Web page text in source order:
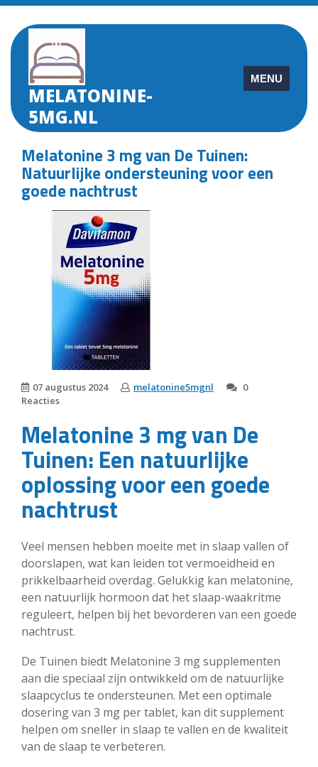
Skip
content
MELATONINE-
5MG.NL
MENU
Melatonine 3 mg van De Tuinen:
Natuurlijke ondersteuning voor een
goede nachtrust
07 augustus 2024 melatonine5mgnl
0
Reacties
Melatonine 3 mg van De
Tuinen: Een natuurlijke
oplossing voor een goede
nachtrust
Veel mensen hebben moeite met in slaap vallen of
doorslapen, wat kan leiden tot vermoeidheid en
prikkelbaarheid overdag. Gelukkig kan melatonine,
een natuurlijk hormoon dat het slaap-waakritme
reguleert, helpen bij het bevorderen van een goede
nachtrust.
De Tuinen biedt Melatonine 3 mg supplementen
aan die speciaal zijn ontwikkeld om de natuurlijke
slaapcyclus te ondersteunen. Met een optimale
dosering van 3 mg per tablet, kan dit supplement
helpen om sneller in slaap te vallen en de kwaliteit
van de slaap te verbeteren.